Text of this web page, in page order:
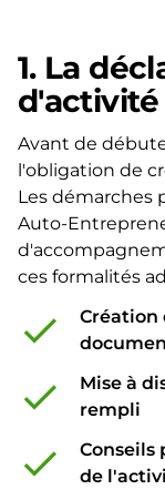
1. La
d'activité
Avant de
l'obligation de
Les démarches
Auto-
ces formalités
check
Création
check
Mise à
rempli
check
de